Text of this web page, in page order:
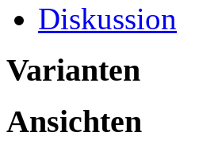
Diskussion
Varianten
Ansichten